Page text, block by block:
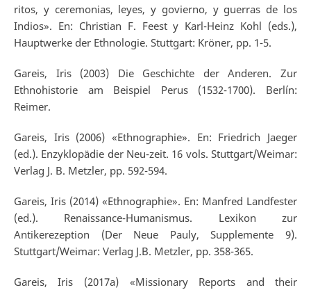
ritos, y ceremonias, leyes, y govierno, y guerras de los
Indios». En: Christian F. Feest y Karl-Heinz Kohl (eds.),
Hauptwerke der Ethnologie. Stuttgart: Kröner, pp. 1-5.
Gareis, Iris (2003) Die Geschichte der Anderen. Zur
Ethnohistorie am Beispiel Perus (1532-1700). Berlín:
Reimer.
Gareis, Iris (2006) «Ethnographie». En: Friedrich Jaeger
(ed.). Enzyklopädie der Neu-zeit. 16 vols. Stuttgart/Weimar:
Verlag J. B. Metzler, pp. 592-594.
Gareis, Iris (2014) «Ethnographie». En: Manfred Landfester
(ed.). Renaissance-Humanismus. Lexikon zur
Antikerezeption (Der Neue Pauly, Supplemente 9).
Stuttgart/Weimar: Verlag J.B. Metzler, pp. 358-365.
Gareis, Iris (2017a) «Missionary Reports and their